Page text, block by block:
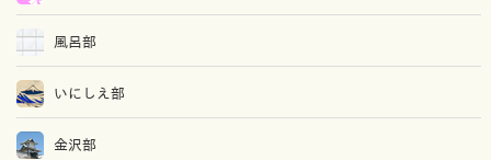
風呂部
いにしえ部
金沢部